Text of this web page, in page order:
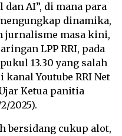
AI”, di mana para
dinamika,
jurnalisme masa kini,
LPP RRI, pada
13.30 yang salah
Youtube RRI Net
Ketua panitia
2025).
bersidang cukup alot,